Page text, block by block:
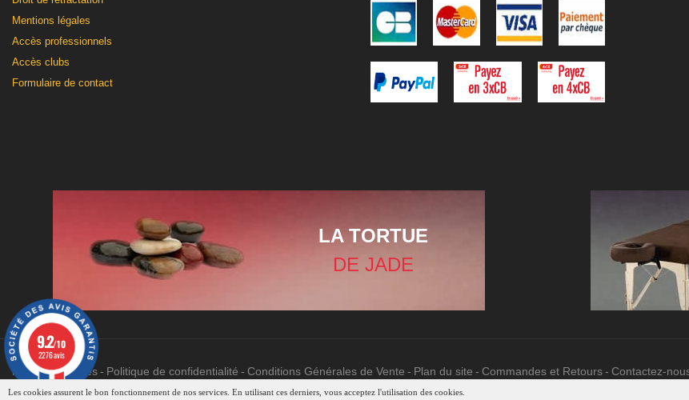
Mentions légales
Accès professionnels
Accès clubs
Formulaire de contact
LA TORTUE
DE JADE
Mentions légales Politique de confidentialité Conditions Générales de Vente Plan du site Commandes et Retours Contactez-
Les cookies assurent le bon fonctionnement de nos services. En utilisant ces derniers, vous acceptez l'utilisation des cookies.
9.2/10
2276 avis